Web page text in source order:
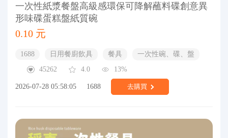
一次性紙漿餐盤高級感環保可降解蘸料碟創意異
形味碟蛋糕盤紙質碗
0.10 元
1688 日用餐廚飲具 餐具
一次性碗、碟、盤
45262
4.0 13%
2026-07-28 05:58:05 1688 去購買